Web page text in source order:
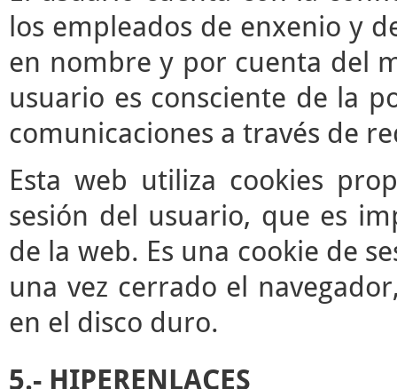
los empleados de enxenio y
en nombre y por cuenta del
usuario es consciente de la
comunicaciones a través de
Esta web utiliza cookies
sesión del usuario, que es
de la web. Es una cookie de
una vez cerrado el
en el disco duro.
5.- HIPERENLACES